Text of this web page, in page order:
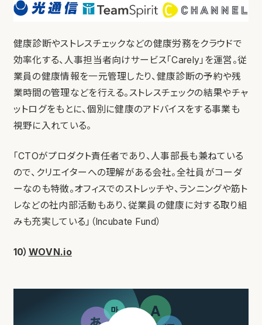
健康診断やストレスチェックなどの健康労務をクラウドで
効率化する、人事担当者向けサービス「Carely」を運営。従
業員の健康情報を一元管理したり、健康診断の予約や残
業時間の管理などを行える。ストレスチェックの結果やチャ
ットログをもとに、個別に健康のアドバイスをする事業も
視野に入れている。
「CTOがプロダクト責任者であり、人事部長も兼ねている
ので、クリエイターへの理解がある会社。全社員がコーダ
ーなのも特徴。オフィスでのストレッチや、ランニングや筋ト
レなどの社内部活動もあり、従業員の健康に対する取り組
みも充実している」（Incubate Fund）
10） WOVN.io